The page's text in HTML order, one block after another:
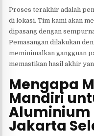
Proses terakhir adalah
di lokasi. Tim kami akan
dipasang dengan
Pemasangan dilakukan
meminimalkan gangguan
memastikan hasil akhir
Mengapa
Mandiri
Aluminium
Jakarta